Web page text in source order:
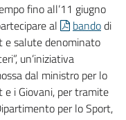
fino all’11 giugno
al
bandodi
e salute denominato
un’iniziativa
dal ministro per lo
e i Giovani, per tramite
per lo Sport,